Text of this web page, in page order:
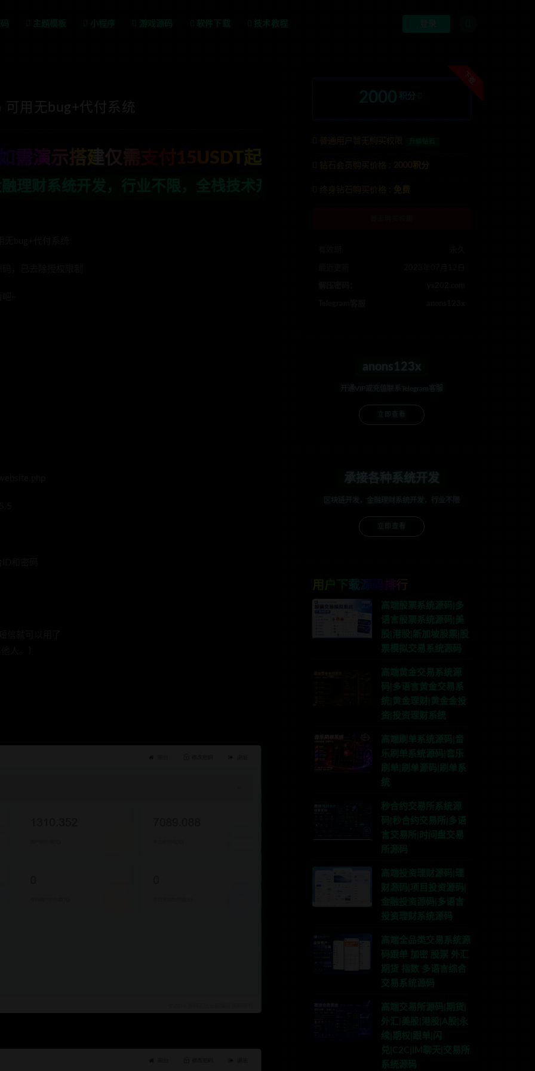
主题模板 小程序 游戏源码 软件下载 技术教程 登录
用无bug+代付系统
需演示搭建仅需支付15USDT起
不限，全栈技术开发，定制，二开联系TG:anons123x
下载
2000 积分
普通用户暂无购买权限
钻石会员购买价格 : 2000积分
终身钻石购买价格 : 免费
anons123x
开通VIP或充值联系Telegram客服
立即查看
承接各种系统开发
区块链开发，金融理财系统开发，行业不限
立即查看
用户下载源码排行
高端股票系统源码|多
语言股票系统源码|美
股|港股|新加坡股票|股
票模拟交易系统源码
高端黄金交易系统源
码|多语言黄金交易系
统|黄金理财|黄金金投
资|投资理财系统
高端刷单系统源码|音
乐刷单系统源码|音乐
刷单|刷单源码|刷单系
统
秒合约交易所系统源
码|秒合约交易所|多语
言交易所|时间盘交易
所源码
高端投资理财源码|理
财源码|项目投资源码|
金融投资源码|多语言
投资理财系统源码
高端全品类交易系统源
码跟单 加密 股票 外汇
期货 指数 多语言综合
交易系统源码
高端交易所源码|期货|
外汇|美股|港股|A股|永
续|期权|跟单|闪
兑|C2C|IM聊天|交易所
系统源码